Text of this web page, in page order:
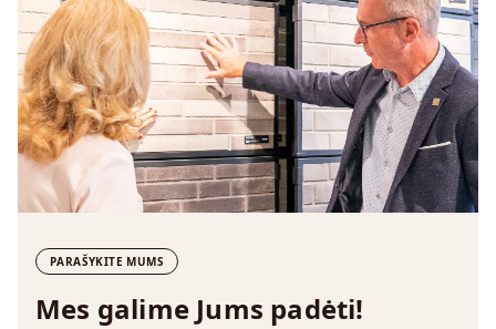
PARAŠYKITE MUMS
Mes galime Jums padėti!